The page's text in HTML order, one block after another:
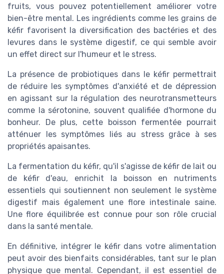
fruits, vous pouvez potentiellement améliorer votre
bien-être mental. Les ingrédients comme les grains de
kéfir favorisent la diversification des bactéries et des
levures dans le système digestif, ce qui semble avoir
un effet direct sur l'humeur et le stress.
La présence de probiotiques dans le kéfir permettrait
de réduire les symptômes d'anxiété et de dépression
en agissant sur la régulation des neurotransmetteurs
comme la sérotonine, souvent qualifiée d'hormone du
bonheur. De plus, cette boisson fermentée pourrait
atténuer les symptômes liés au stress grâce à ses
propriétés apaisantes.
La fermentation du kéfir, qu'il s'agisse de kéfir de lait ou
de kéfir d'eau, enrichit la boisson en nutriments
essentiels qui soutiennent non seulement le système
digestif mais également une flore intestinale saine.
Une flore équilibrée est connue pour son rôle crucial
dans la santé mentale.
En définitive, intégrer le kéfir dans votre alimentation
peut avoir des bienfaits considérables, tant sur le plan
physique que mental. Cependant, il est essentiel de